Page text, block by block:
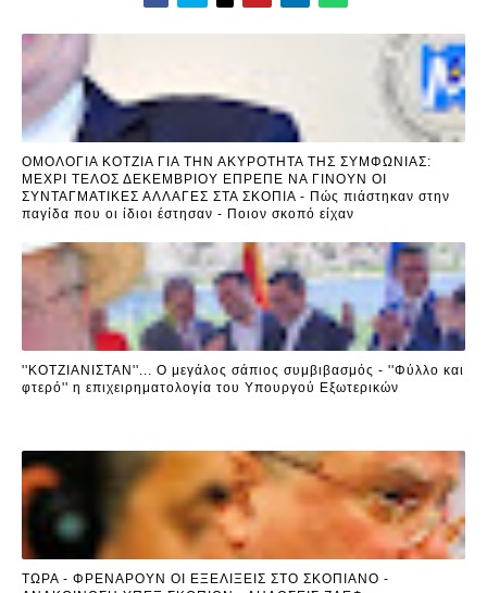
ΟΜΟΛΟΓΙΑ ΚΟΤΖΙΑ ΓΙΑ ΤΗΝ ΑΚΥΡΟΤΗΤΑ ΤΗΣ ΣΥΜΦΩΝΙΑΣ:
ΜΕΧΡΙ ΤΕΛΟΣ ΔΕΚΕΜΒΡΙΟΥ ΕΠΡΕΠΕ ΝΑ ΓΙΝΟΥΝ ΟΙ
ΣΥΝΤΑΓΜΑΤΙΚΕΣ ΑΛΛΑΓΕΣ ΣΤΑ ΣΚΟΠΙΑ - Πώς πιάστηκαν στην
παγίδα που οι ίδιοι έστησαν - Ποιον σκοπό είχαν
''ΚΟΤΖΙΑΝΙΣΤΑΝ''... Ο μεγάλος σάπιος συμβιβασμός - ''Φύλλο και
φτερό'' η επιχειρηματολογία του Υπουργού Εξωτερικών
ΤΩΡΑ - ΦΡΕΝΑΡΟΥΝ ΟΙ ΕΞΕΛΙΞΕΙΣ ΣΤΟ ΣΚΟΠΙΑΝΟ -